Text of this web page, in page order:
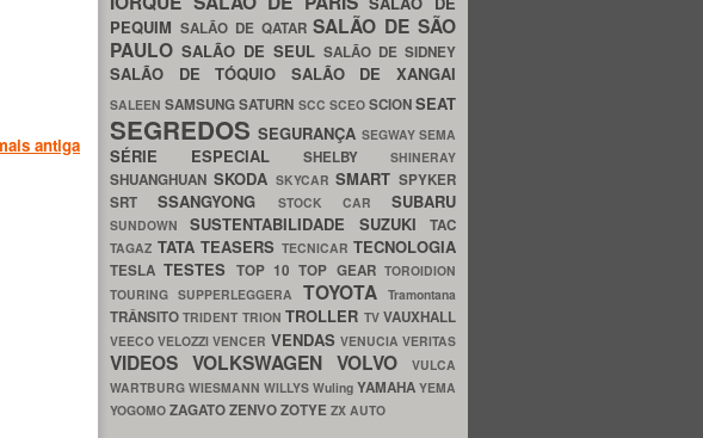
antiga
PEQUIM SALÃO DE QATARSALÃO DE SÃO
PAULO SALÃO DE SEUL SALÃO DE SIDNEY
SALÃO DE TÓQUIO SALÃO DE XANGAI
SALEENSAMSUNGSATURN SCC SCEO SCIONSEAT
SEGREDOSSEGURANÇA SEGWAYSEMA
SÉRIE ESPECIAL SHELBY SHINERAY
SHUANGHUAN SKODA SKYCARSMART SPYKER
SRTSSANGYONG STOCK CAR SUBARU
SUNDOWNSUSTENTABILIDADE SUZUKITAC
TAGAZ TATA TEASERS TECNICAR TECNOLOGIA
TESLATESTES TOP 10TOP GEARTOROIDION
TOURING SUPPERLEGGERA TOYOTATramontana
TRÂNSITOTRIDENT TRIONTROLLER TVVAUXHALL
VEECOVELOZZIVENCER VENDAS VENUCIAVERITAS
VIDEOS VOLKSWAGEN VOLVO
VULCA
WARTBURG WIESMANN WILLYS Wuling YAMAHA YEMA
YOGOMO ZAGATOZENVOZOTYE ZX AUTO